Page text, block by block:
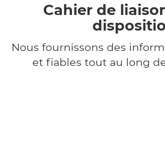
Cahier de
Nous fournissons des
et fiables tout au long